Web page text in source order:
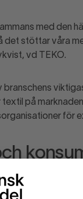
med den
stöttar våra
vd TEKO.
på
för
påverka såväl
att ha en